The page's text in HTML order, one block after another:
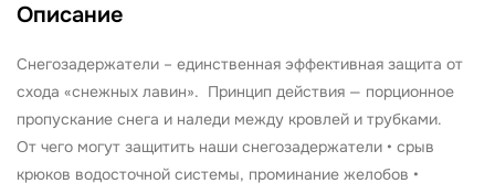
Описание
Снегозадержатели – единственная эффективная защита от
схода «снежных лавин». Принцип действия — порционное
пропускание снега и наледи между кровлей и трубками.
От чего могут защитить наши снегозадержатели • срыв
крюков водосточной системы, проминание желобов •